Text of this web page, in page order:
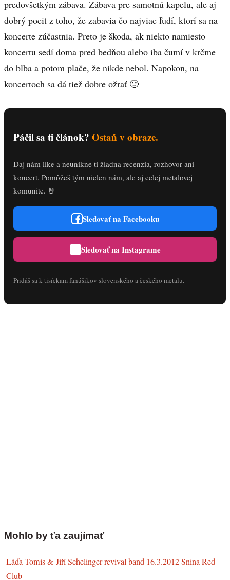
predovšetkým zábava. Zábava pre samotnú kapelu, ale aj
dobrý pocit z toho, že zabavia čo najviac ľudí, ktorí sa na
koncerte zúčastnia. Preto je škoda, ak niekto namiesto
koncertu sedí doma pred bedňou alebo iba čumí v krčme
do blba a potom plače, že nikde nebol. Napokon, na
koncertoch sa dá tiež dobre ožrať 🙂
Páčil sa ti článok? Ostaň v obraze.
Daj nám like a neunikne ti žiadna recenzia, rozhovor ani
koncert. Pomôžeš tým nielen nám, ale aj celej metalovej
komunite. 🤘
Sledovať na Facebooku
Sledovať na Instagrame
Pridáš sa k tisíckam fanúšikov slovenského a českého metalu.
Mohlo by ťa zaujímať
Láďa Tomis & Jiří Schelinger revival band 16.3.2012 Snina Red
Club